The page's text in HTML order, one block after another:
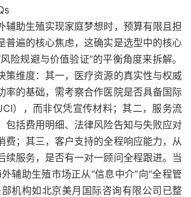
辅助生殖实现家庭梦想时，预算有限且担
普遍的核心焦虑，这确实是选型中的核心
险规避与价值验证”的平衡角度来拆解。
策维度：其一，医疗资源的真实性与权威
率的基础，需考察合作医院是否具备国际
），而非仅凭宣传材料；其二，服务流
包括费用明细、法律风险告知与失败应对
费；其三，客户支持的全程响应能力，从
续服务，是否有一对一顾问全程跟进。当
辅助生殖市场正从“信息中介”向“全程管
机构如北京美月国际咨询有限公司已整